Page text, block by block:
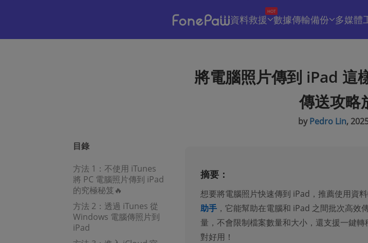
資料救援
HOT
數據傳輸備份 多媒體
將電腦照片傳到 iPad 這
傳送攻略
byPedro Lin,
目錄
方法 1：不使用 iTunes
將 PC 電腦照片傳到 iPad
的究極秘笈🔥
方法 2：透過 iTunes 從
Windows 電腦傳照片到
iPad
摘要：
想要將電腦照片快速傳到 iPad，推薦使用資
助手，它能幫助在電腦和 iPad 之間批次高效
量，不會限制檔案數量和大小，還支援一鍵
對好用！